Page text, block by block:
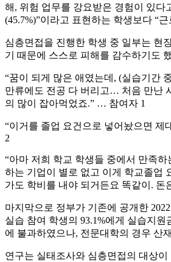
해, 위험 업무를 강요받은 경험이 있다
(45.7%)”이라고 표현하는 학생보다 “
심층면접을 진행한 학생 중 일부는 현
기 때문에 스스로 피해를 감수하기도
“꿈이 되게 많은 애였는데, (실습기간
만류에도 전공 다 버리고… 처음 만난
의 많이 잡아먹었죠.” … 참여자 1
“이거를 졸업 요건으로 넣어놨으면
2
“아마 저희 학교 학생들 중에서 만족
하는 기업이 별로 없고 이게 학교졸업
가도 학비를 내야 되거든요 똑같이.
마지막으로 정부가 기존에 공개한
실습 참여 학생의 93.1%에게 실습지
에 불과하였으나, 전문대학의 경우 산
연구는 실태조사와 심층면접의 대상